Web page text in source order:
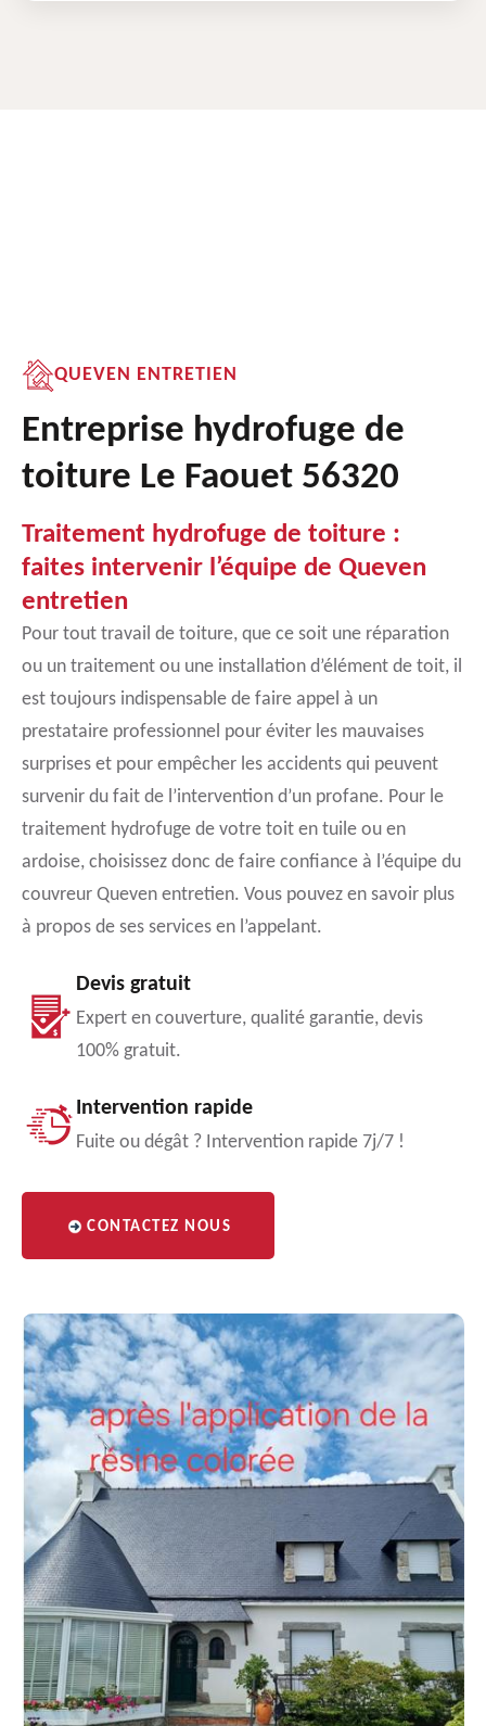
QUEVEN ENTRETIEN
Entreprise hydrofuge de
toiture Le Faouet 56320
Traitement hydrofuge de toiture :
faites intervenir l’équipe de Queven
entretien
Pour tout travail de toiture, que ce soit une réparation
ou un traitement ou une installation d’élément de toit, il
est toujours indispensable de faire appel à un
prestataire professionnel pour éviter les mauvaises
surprises et pour empêcher les accidents qui peuvent
survenir du fait de l’intervention d’un profane. Pour le
traitement hydrofuge de votre toit en tuile ou en
ardoise, choisissez donc de faire confiance à l’équipe du
couvreur Queven entretien. Vous pouvez en savoir plus
à propos de ses services en l’appelant.
Devis gratuit
Expert en couverture, qualité garantie, devis
100% gratuit.
Intervention rapide
Fuite ou dégât ? Intervention rapide 7j/7 !
CONTACTEZ NOUS